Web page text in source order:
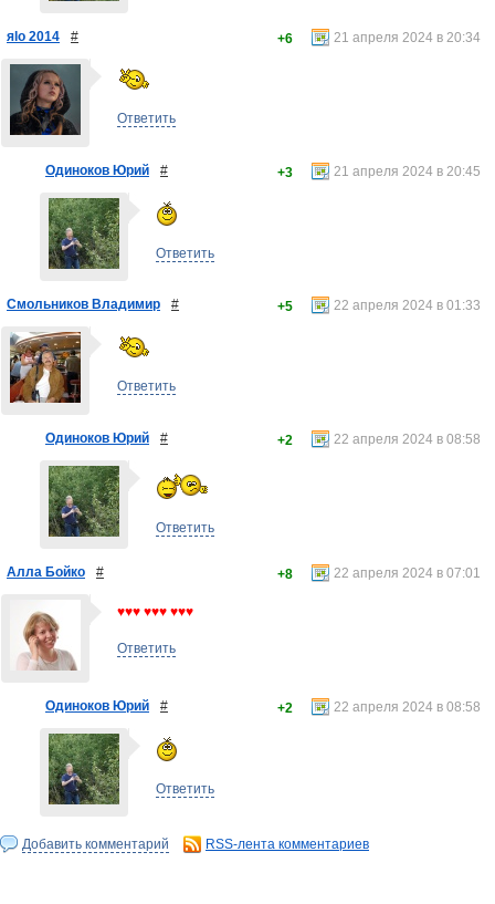
яlo 2014 # 21 апреля 2024 в 20:34
+6
Ответить
Одиноков Юрий # 21 апреля 2024 в 20:45
+3
Ответить
Смольников Владимир # 22 апреля 2024 в 01:33
+5
Ответить
Одиноков Юрий # 22 апреля 2024 в 08:58
+2
Ответить
Алла Бойко # 22 апреля 2024 в 07:01
+8
♥♥♥ ♥♥♥ ♥♥♥
Ответить
Одиноков Юрий # 22 апреля 2024 в 08:58
+2
Ответить
Добавить комментарий RSS-лента комментариев